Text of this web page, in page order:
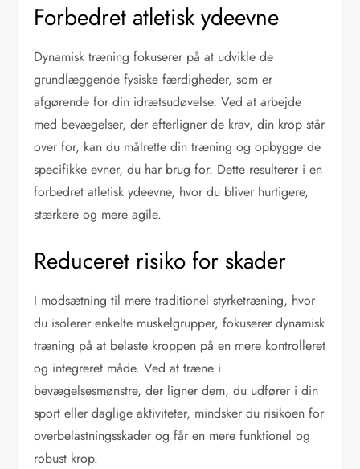
Forbedret atletisk ydeevne
Dynamisk træning fokuserer på at udvikle de
grundlæggende fysiske færdigheder, som er
afgørende for din idrætsudøvelse. Ved at arbejde
med bevægelser, der efterligner de krav, din krop står
over for, kan du målrette din træning og opbygge de
specifikke evner, du har brug for. Dette resulterer i en
forbedret atletisk ydeevne, hvor du bliver hurtigere,
stærkere og mere agile.
Reduceret risiko for skader
I modsætning til mere traditionel styrketræning, hvor
du isolerer enkelte muskelgrupper, fokuserer dynamisk
træning på at belaste kroppen på en mere kontrolleret
og integreret måde. Ved at træne i
bevægelsesmønstre, der ligner dem, du udfører i din
sport eller daglige aktiviteter, mindsker du risikoen for
overbelastningsskader og får en mere funktionel og
robust krop.